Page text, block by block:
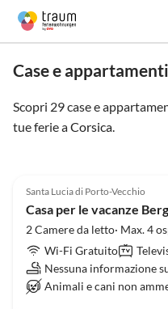
Case e
Scopri 29 case e
tue ferie aCorsica.
Santa Lucia di Porto-Vecchio
2 Camere da letto· Max. 4
Wi-Fi Gratuito
Nessuna informazione
Animali e cani non